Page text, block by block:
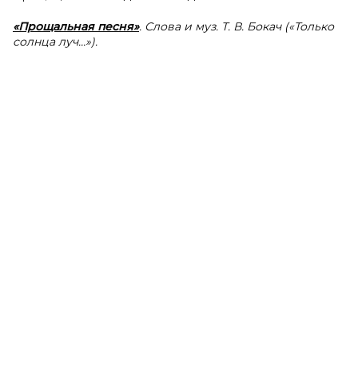
«Прощальная песня». Слова и муз. Т. В. Бокач («Только
солнца луч…»).